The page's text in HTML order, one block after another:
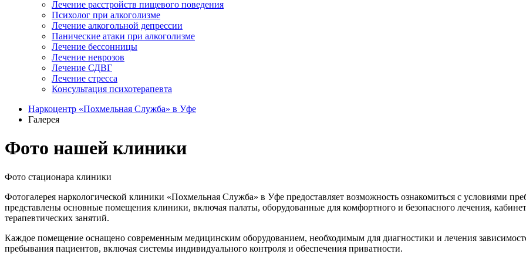
Лечение расстройств пищевого поведения
Психолог при алкоголизме
Лечение алкогольной депрессии
Панические атаки при алкоголизме
Лечение бессонницы
Лечение неврозов
Лечение СДВГ
Лечение стресса
Консультация психотерапевта
Наркоцентр «Похмельная Служба» в Уфе
Галерея
Фото нашей клиники
Фото стационара клиники
Фотогалерея наркологической клиники «Похмельная Служба» в Уфе предоставляет возможность ознакомиться с условиями
представлены основные помещения клиники, включая палаты, оборудованные для комфортного и безопасного лечения,
терапевтических занятий.
Каждое помещение оснащено современным медицинским оборудованием, необходимым для диагностики и лечения
пребывания пациентов, включая системы индивидуального контроля и обеспечения приватности.